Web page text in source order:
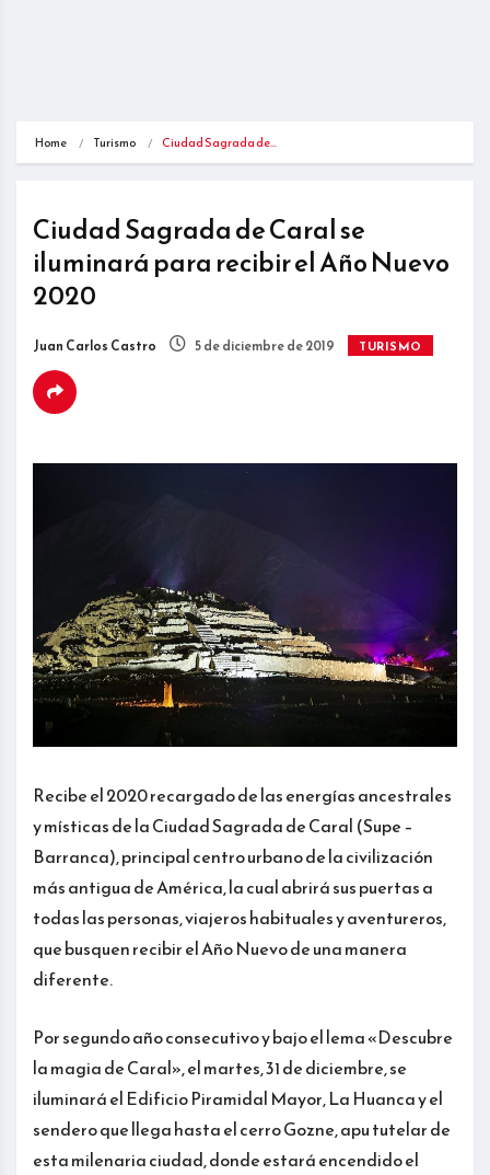
Home Turismo Ciudad Sagrada de…
Ciudad Sagrada de Caral se
iluminará para recibir el Año Nuevo
2020
Juan Carlos Castro 5 de diciembre de 2019 TURISMO
Recibe el 2020 recargado de las energías ancestrales
y místicas de la Ciudad Sagrada de Caral (Supe –
Barranca), principal centro urbano de la civilización
más antigua de América, la cual abrirá sus puertas a
todas las personas, viajeros habituales y aventureros,
que busquen recibir el Año Nuevo de una manera
diferente.
Por segundo año consecutivo y bajo el lema «Descubre
la magia de Caral», el martes, 31 de diciembre, se
iluminará el Edificio Piramidal Mayor, La Huanca y el
sendero que llega hasta el cerro Gozne, apu tutelar de
esta milenaria ciudad, donde estará encendido el